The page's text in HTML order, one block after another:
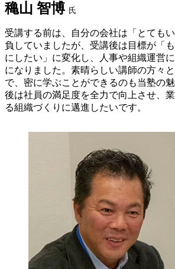
穐山 智博 氏
受講する前は、自分の会社は「とても
負していましたが、受講後は目標が「
にしたい」に変化し、人事や組織運営
になりました。素晴らしい講師の方々
で、密に学ぶことができるのも当塾の
後は社員の満足度を全力で向上させ、
る組織づくりに邁進したいです。